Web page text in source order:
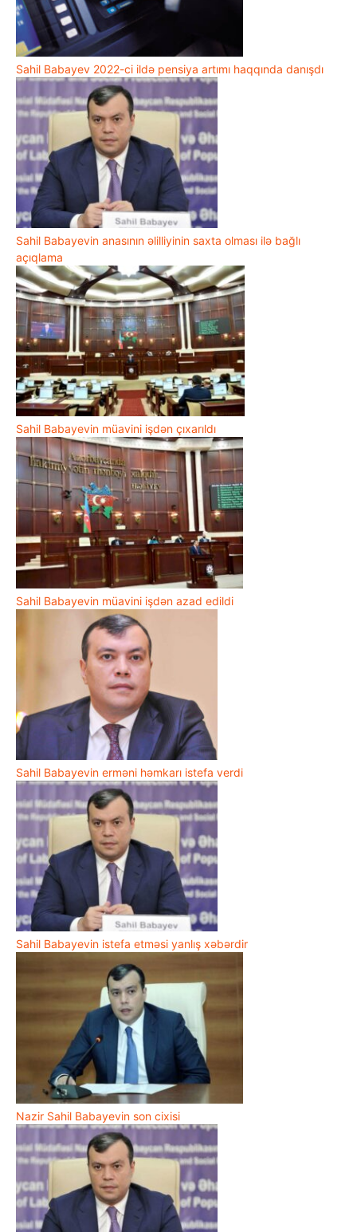
Sahil Babayev 2022-ci ildə pensiya artımı haqqında danışdı
Sahil Babayevin anasının əlilliyinin saxta olması ilə bağlı
açıqlama
Sahil Babayevin müavini işdən çıxarıldı
Sahil Babayevin müavini işdən azad edildi
Sahil Babayevin erməni həmkarı istefa verdi
Sahil Babayevin istefa etməsi yanlış xəbərdir
Nazir Sahil Babayevin son cixisi